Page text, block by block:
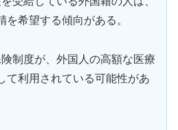
希望する傾向がある。
制度が、外国人の高額な医療
て利用されている可能性があ